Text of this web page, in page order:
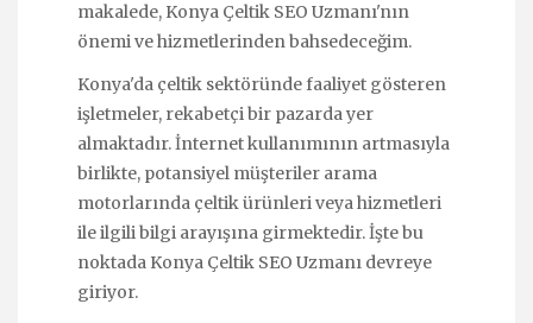
makalede, Konya Çeltik SEO Uzmanı'nın
önemi ve hizmetlerinden bahsedeceğim.
Konya'da çeltik sektöründe faaliyet gösteren
işletmeler, rekabetçi bir pazarda yer
almaktadır. İnternet kullanımının artmasıyla
birlikte, potansiyel müşteriler arama
motorlarında çeltik ürünleri veya hizmetleri
ile ilgili bilgi arayışına girmektedir. İşte bu
noktada Konya Çeltik SEO Uzmanı devreye
giriyor.